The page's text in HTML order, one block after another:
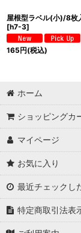
屋根型ラベル(小)/8枚
[h7-3]
165円(税込)
ホーム
ショッピングカ
マイページ
お気に入り
最近チェックし
特定商取引法表